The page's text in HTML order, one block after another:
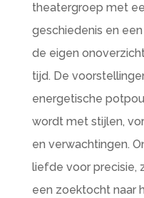
theatergroep met
geschiedenis en
de eigen
tijd. De
energetische
wordt met stijlen,
en verwachtingen.
liefde voor precisie,
een zoektocht naar